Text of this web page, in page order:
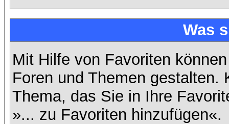
Was
Mit Hilfe von Favoriten
Foren und Themen gestalten.
Thema, das Sie in Ihre
»... zu Favoriten hinzufügen«.